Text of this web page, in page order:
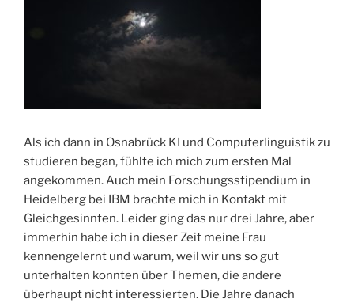
Als ich dann in Osnabrück KI und Computerlinguistik zu
studieren began, fühlte ich mich zum ersten Mal
angekommen. Auch mein Forschungsstipendium in
Heidelberg bei IBM brachte mich in Kontakt mit
Gleichgesinnten. Leider ging das nur drei Jahre, aber
immerhin habe ich in dieser Zeit meine Frau
kennengelernt und warum, weil wir uns so gut
unterhalten konnten über Themen, die andere
überhaupt nicht interessierten. Die Jahre danach